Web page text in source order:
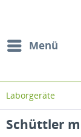
Menü
Laborgeräte
Schüttler